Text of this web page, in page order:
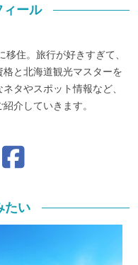
ィール
住。旅行が好きすぎて、
と北海道観光マスターを
タやスポット情報など、
介していきます。
たい